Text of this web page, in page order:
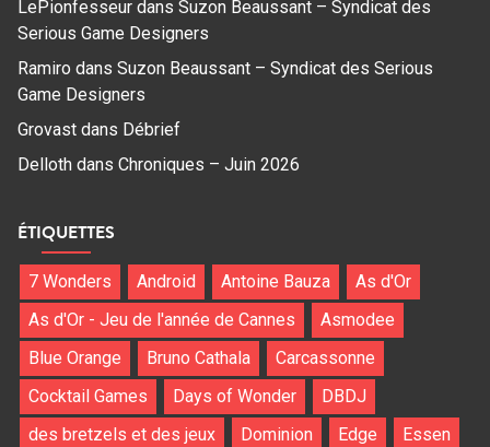
LePionfesseur dans Suzon Beaussant – Syndicat des
Serious Game Designers
Ramiro dans Suzon Beaussant – Syndicat des Serious
Game Designers
Grovast dans Débrief
Delloth dans Chroniques – Juin 2026
ÉTIQUETTES
7 Wonders Android Antoine Bauza
As d'Or
As d'Or - Jeu de l'année de Cannes
Asmodee
Blue Orange
Bruno Cathala
Carcassonne
Cocktail Games
Days of Wonder
DBDJ
des bretzels et des jeux
Dominion Edge
Essen